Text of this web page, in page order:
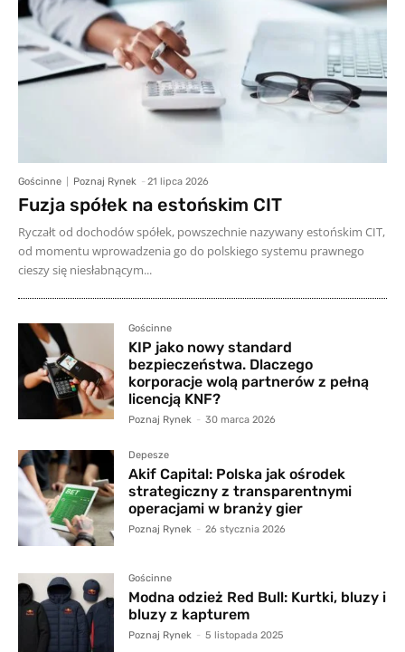
Gościnne Poznaj Rynek - 21 lipca 2026
Fuzja spółek na estońskim CIT
Ryczałt od dochodów spółek, powszechnie nazywany estońskim CIT,
od momentu wprowadzenia go do polskiego systemu prawnego
cieszy się niesłabnącym...
Gościnne
KIP jako nowy standard
bezpieczeństwa. Dlaczego
korporacje wolą partnerów z pełną
licencją KNF?
Poznaj Rynek - 30 marca 2026
Depesze
Akif Capital: Polska jak ośrodek
strategiczny z transparentnymi
operacjami w branży gier
Poznaj Rynek - 26 stycznia 2026
Gościnne
Modna odzież Red Bull: Kurtki, bluzy i
bluzy z kapturem
Poznaj Rynek - 5 listopada 2025